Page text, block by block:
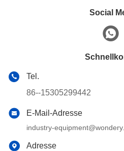
Social
Tel.
86--15305299442
E-Mail-Adresse
industry-
Adresse